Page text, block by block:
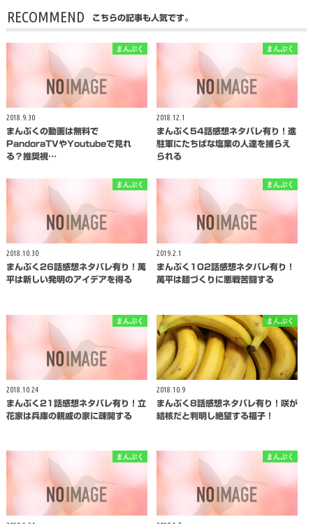
RECOMMEND こちらの記事も人気です。
まんぷく
2018.9.30
まんぷくの動画は無料で
PandoraTVやYoutubeで見れ
る？推奨視…
まんぷく
2018.12.1
まんぷく54話感想ネタバレ有り！進
駐軍にたちばな塩業の人達を捕らえ
られる
まんぷく
2018.10.30
まんぷく26話感想ネタバレ有り！萬
平は新しい発明のアイデアを得る
まんぷく
2019.2.1
まんぷく102話感想ネタバレ有り！
萬平は麺づくりに悪戦苦闘する
まんぷく
2018.10.24
まんぷく21話感想ネタバレ有り！立
花家は兵庫の親戚の家に疎開する
まんぷく
2018.10.9
まんぷく8話感想ネタバレ有り！咲が
結核だと判明し絶望する福子！
まんぷく まんぷく